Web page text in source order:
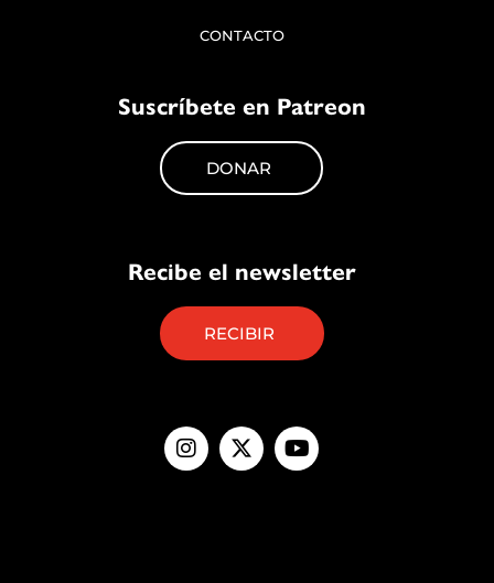
CONTACTO
Suscríbete en Patreon
DONAR
Recibe el newsletter
RECIBIR